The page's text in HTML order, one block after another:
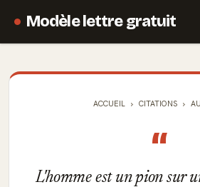
Modèle lettre gratuit
ACCUEIL CITATIONS
“
L'homme est un pion sur